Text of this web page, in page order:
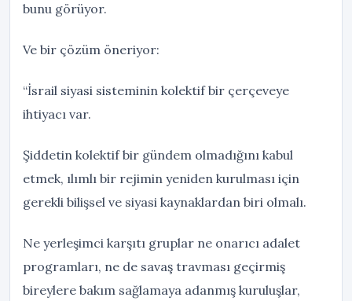
bunu görüyor.
Ve bir çözüm öneriyor:
“İsrail siyasi sisteminin kolektif bir çerçeveye
ihtiyacı var.
Şiddetin kolektif bir gündem olmadığını kabul
etmek, ılımlı bir rejimin yeniden kurulması için
gerekli bilişsel ve siyasi kaynaklardan biri olmalı.
Ne yerleşimci karşıtı gruplar ne onarıcı adalet
programları, ne de savaş travması geçirmiş
bireylere bakım sağlamaya adanmış kuruluşlar,